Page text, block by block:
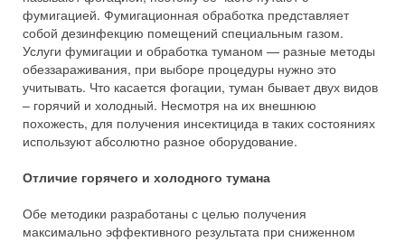
фумигацией. Фумигационная обработка представляет
собой дезинфекцию помещений специальным газом.
Услуги фумигации и обработка туманом — разные методы
обеззараживания, при выборе процедуры нужно это
учитывать. Что касается фогации, туман бывает двух видов
– горячий и холодный. Несмотря на их внешнюю
похожесть, для получения инсектицида в таких состояниях
используют абсолютно разное оборудование.
Отличие горячего и холодного тумана
Обе методики разработаны с целью получения
максимально эффективного результата при сниженном